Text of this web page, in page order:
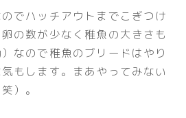
でハッチアウトまでこぎつけ
の数が少なく稚魚の大きさも
なので稚魚のブリードはやり
もします。まあやってみない
）。